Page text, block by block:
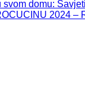
domu:
2024 –